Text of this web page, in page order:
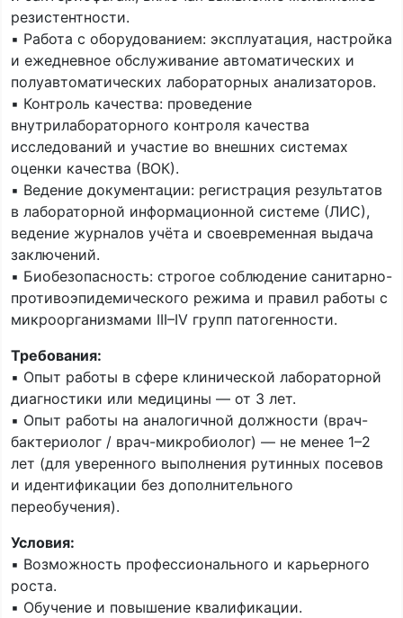
резистентности.
▪️ Работа с оборудованием: эксплуатация, настройка
и ежедневное обслуживание автоматических и
полуавтоматических лабораторных анализаторов.
▪️ Контроль качества: проведение
внутрилабораторного контроля качества
исследований и участие во внешних системах
оценки качества (ВОК).
▪️ Ведение документации: регистрация результатов
в лабораторной информационной системе (ЛИС),
ведение журналов учёта и своевременная выдача
заключений.
▪️ Биобезопасность: строгое соблюдение санитарно-
противоэпидемического режима и правил работы с
микроорганизмами III–IV групп патогенности.
Требования:
▪️ Опыт работы в сфере клинической лабораторной
диагностики или медицины — от 3 лет.
▪️ Опыт работы на аналогичной должности (врач-
бактериолог / врач-микробиолог) — не менее 1–2
лет (для уверенного выполнения рутинных посевов
и идентификации без дополнительного
переобучения).
Условия:
▪️ Возможность профессионального и карьерного
роста.
▪️ Обучение и повышение квалификации.